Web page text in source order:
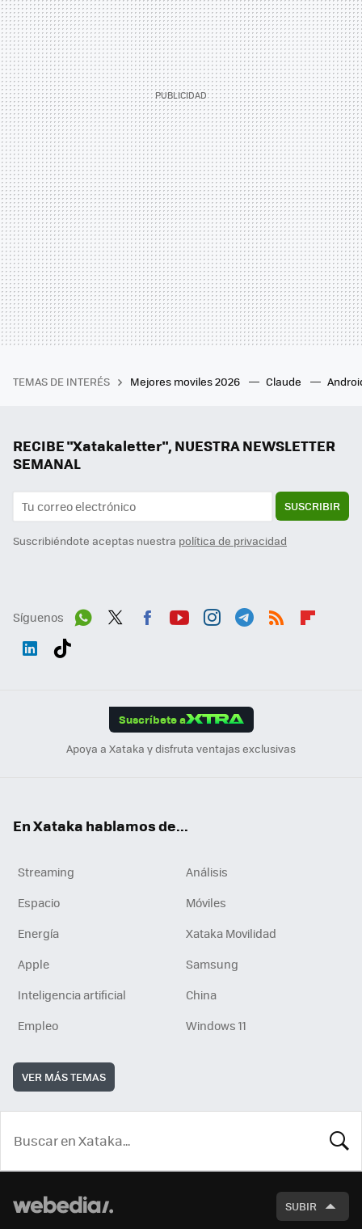
TEMAS DE INTERÉS Mejores moviles 2026 Claude
RECIBE "Xatakaletter", NUESTRA NEWSLETTER
SEMANAL
SUSCRIBIR
Suscribiéndote aceptas nuestra política de privacidad
Síguenos
Suscríbete a
Apoya a Xataka y disfruta ventajas exclusivas
En Xataka hablamos de...
Streaming
Análisis
Espacio
Móviles
Energía
Xataka Movilidad
Apple
Samsung
Inteligencia artificial
China
Empleo
Windows 11
VER MÁS TEMAS
SUBIR